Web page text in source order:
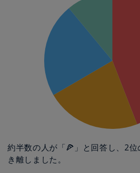
約半数の人が「🍕」と回答し、2位
き離しました。